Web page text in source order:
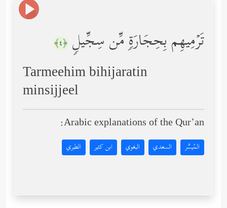
تَرۡمِیهِم بِحِجَارَةࣲ مِّن سِجِّیلࣲ ﴿٤﴾
Tarmeehim bihijaratin
minsijjeel
Arabic explanations of the Qur’an:
المُيسَّر السعدي البغوي ابن كثير الطبري